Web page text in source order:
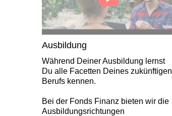
Ausbildung
Während Deiner Ausbildung lernst
Du alle Facetten Deines zukünftigen
Berufs kennen.
Bei der Fonds Finanz bieten wir die
Ausbildungsrichtungen